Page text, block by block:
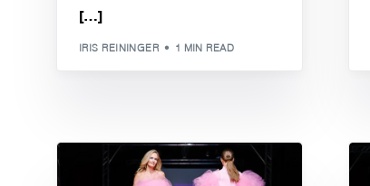
[…]
IRIS REININGER 1 MIN READ